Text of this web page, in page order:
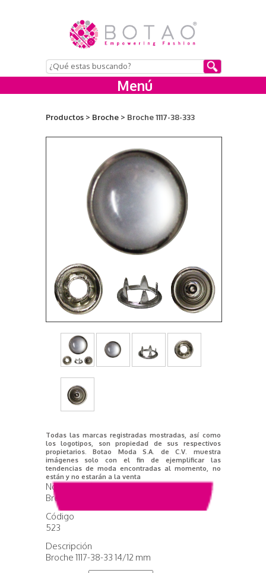
Menú
Productos > Broche > Broche 1117-38-333
Todas las marcas registradas mostradas, así como
los logotipos, son propiedad de sus respectivos
propietarios. Botao Moda S.A. de C.V. muestra
imágenes solo con el fin de ejemplificar las
tendencias de moda encontradas al momento, no
están y no estarán a la venta
Nombre del producto
Broche 1117-38-333
Código
523
Descripción
Broche 1117-38-33 14/12 mm